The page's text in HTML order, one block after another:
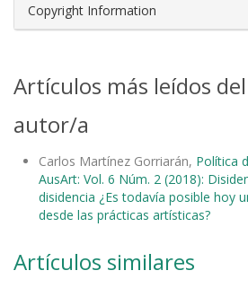
Copyright Information
Artículos más leídos
autor/a
Carlos Martínez Gorriarán, Política
AusArt: Vol. 6 Núm. 2 (2018):
disidencia ¿Es todavía posible hoy
desde las prácticas artísticas?
Artículos similares